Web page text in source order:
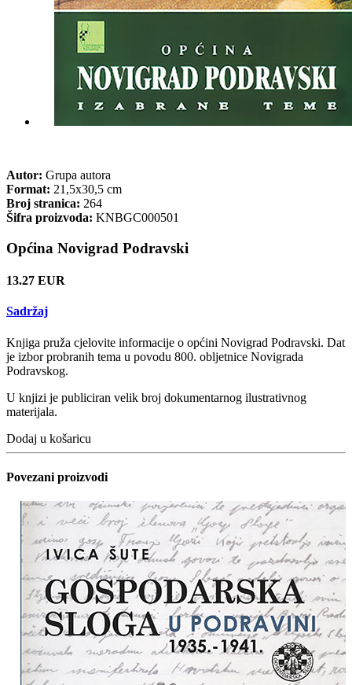
Autor: Grupa autora
Format: 21,5x30,5 cm
Broj stranica: 264
Šifra proizvoda: KNBGC000501
Općina Novigrad Podravski
13.27 EUR
Sadržaj
Knjiga pruža cjelovite informacije o općini Novigrad Podravski. Dat
je izbor probranih tema u povodu 800. obljetnice Novigrada
Podravskog.
U knjizi je publiciran velik broj dokumentarnog ilustrativnog
materijala.
Dodaj u košaricu
Povezani proizvodi